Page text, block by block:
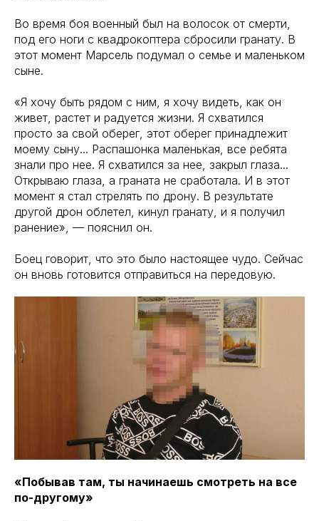
Во время боя военный был на волосок от смерти,
под его ноги с квадрокоптера сбросили гранату. В
этот момент Марсель подумал о семье и маленьком
сыне.
«Я хочу быть рядом с ним, я хочу видеть, как он
живет, растет и радуется жизни. Я схватился
просто за свой оберег, этот оберег принадлежит
моему сыну... Распашонка маленькая, все ребята
знали про нее. Я схватился за нее, закрыл глаза...
Открываю глаза, а граната не сработала. И в этот
момент я стал стрелять по дрону. В результате
другой дрон облетел, кинул гранату, и я получил
ранение», — пояснил он.
Боец говорит, что это было настоящее чудо. Сейчас
он вновь готовится отправиться на передовую.
«Побывав там, ты начинаешь смотреть на все
по-другому»